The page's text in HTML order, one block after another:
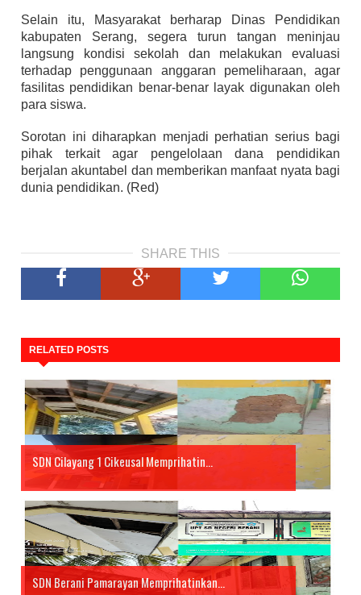
Selain itu, Masyarakat berharap Dinas Pendidikan
kabupaten Serang, segera turun tangan meninjau
langsung kondisi sekolah dan melakukan evaluasi
terhadap penggunaan anggaran pemeliharaan, agar
fasilitas pendidikan benar-benar layak digunakan oleh
para siswa.
Sorotan ini diharapkan menjadi perhatian serius bagi
pihak terkait agar pengelolaan dana pendidikan
berjalan akuntabel dan memberikan manfaat nyata bagi
dunia pendidikan. (Red)
SHARE THIS
RELATED POSTS
SDN Cilayang 1 Cikeusal Memprihatin...
SDN Berani Pamarayan Memprihatinkan...